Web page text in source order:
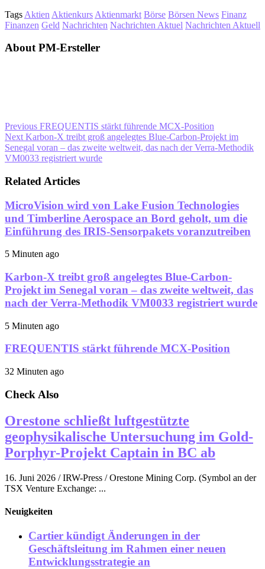
Tags Aktien Aktienkurs Aktienmarkt Börse Börsen News Finanz
Finanzen Geld Nachrichten Nachrichten Aktuel Nachrichten Aktuell
About PM-Ersteller
Previous FREQUENTIS stärkt führende MCX-Position
Next Karbon-X treibt groß angelegtes Blue-Carbon-Projekt im
Senegal voran – das zweite weltweit, das nach der Verra-Methodik
VM0033 registriert wurde
Related Articles
MicroVision wird von Lake Fusion Technologies
und Timberline Aerospace an Bord geholt, um die
Einführung des IRIS-Sensorpakets voranzutreiben
5 Minuten ago
Karbon-X treibt groß angelegtes Blue-Carbon-
Projekt im Senegal voran – das zweite weltweit, das
nach der Verra-Methodik VM0033 registriert wurde
5 Minuten ago
FREQUENTIS stärkt führende MCX-Position
32 Minuten ago
Check Also
Orestone schließt luftgestützte
geophysikalische Untersuchung im Gold-
Porphyr-Projekt Captain in BC ab
16. Juni 2026 / IRW-Press / Orestone Mining Corp. (Symbol an der
TSX Venture Exchange: ...
Neuigkeiten
Cartier kündigt Änderungen in der
Geschäftsleitung im Rahmen einer neuen
Entwicklungsstrategie an